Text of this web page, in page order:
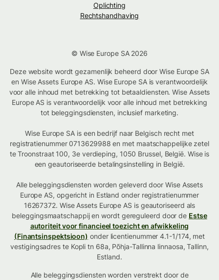
Oplichting
Rechtshandhaving
© Wise Europe SA 2026
Deze website wordt gezamenlijk beheerd door Wise Europe SA
en Wise Assets Europe AS. Wise Europe SA is verantwoordelijk
voor alle inhoud met betrekking tot betaaldiensten. Wise Assets
Europe AS is verantwoordelijk voor alle inhoud met betrekking
tot beleggingsdiensten, inclusief marketing.
Wise Europe SA is een bedrijf naar Belgisch recht met
registratienummer 0713629988 en met maatschappelijke zetel
te Troonstraat 100, 3e verdieping, 1050 Brussel, België. Wise is
een geautoriseerde betalingsinstelling in België.
Alle beleggingsdiensten worden geleverd door Wise Assets
Europe AS, opgericht in Estland onder registratienummer
16267372. Wise Assets Europe AS is geautoriseerd als
beleggingsmaatschappij en wordt gereguleerd door de Estse
autoriteit voor financieel toezicht en afwikkeling
(Finantsinspektsioon) onder licentienummer 4.1-1/174, met
vestigingsadres te Kopli tn 68a, Põhja-Tallinna linnaosa, Tallinn,
Estland.
Alle beleggingsdiensten worden verstrekt door de